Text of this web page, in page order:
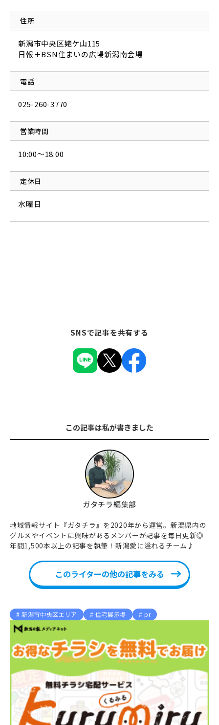
住所
新潟市中央区姥ケ山115
日報＋BSN住まいの広場新潟南会場
電話
025-260-3770
営業時間
10:00～18:00
定休日
水曜日
SNSで記事を共有する
この記事は私が書きました
ガタチラ編集部
地域情報サイト『ガタチラ』を2020年から運営。新潟県内の
グルメやイベントに興味があるメンバーが記事を毎日更新◎
年間1,500本以上の記事を執筆！新潟愛に溢れるチーム♪
このライターの他の記事をみる
新潟市中央区エリア 住宅展示場 pr